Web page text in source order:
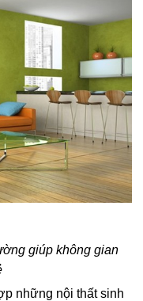
giúp không gian
những nội thất sinh